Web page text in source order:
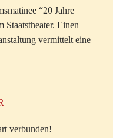
“20 Jahre
Staatstheater. Einen
vermittelt eine
verbunden!